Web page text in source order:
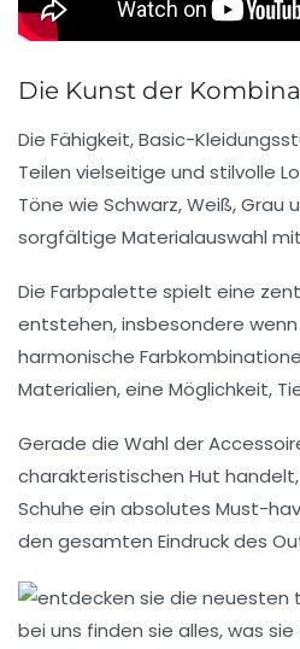
Die Kunst der
Die Fähigkeit,Basic-
Teilen vielseitige und stilvolle
Töne wie Schwarz, Weiß,
sorgfältige Materialauswahl
Die Farbpalette spielt eine
entstehen, insbesondere
harmonische
Materialien, eine Möglichkeit,
Gerade die Wahl der
charakteristischen Hut
Schuhe ein absolutes Must-
den gesamten Eindruck des